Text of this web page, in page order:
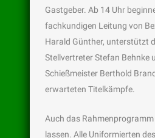
Gastgeber. Ab 14 Uhr
fachkundigen Leitung von
Harald Günther, unterstützt
Stellvertreter Stefan Behnke
Schießmeister Berthold
erwarteten Titelkämpfe.
Auch das
lassen. Alle Uniformierten